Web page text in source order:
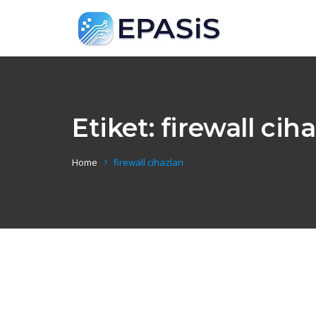
Etiket: firewall
Home firewall cihazları